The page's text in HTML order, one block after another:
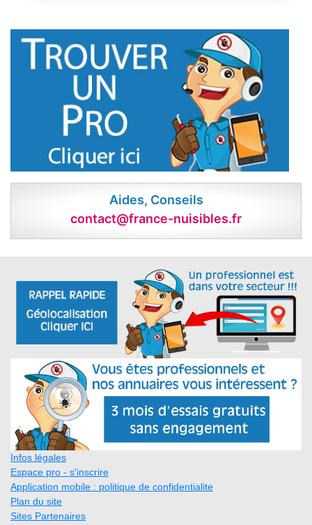
Aides, Conseils
contact@france-nuisibles.fr
Infos légales
Espace pro - s'inscrire
Application mobile : politique de confidentialite
Plan du site
Sites Partenaires